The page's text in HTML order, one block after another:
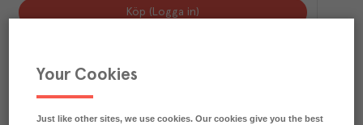
Köp (Logga in)
Your Cookies
Just like other sites, we use cookies. Our cookies give you the best